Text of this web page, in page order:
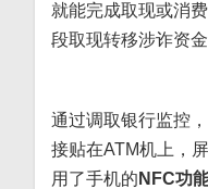
就能完成取现或消
段取现转移涉诈资
通过调取银行监控
接贴在ATM机上，
用了手机的 NFC功